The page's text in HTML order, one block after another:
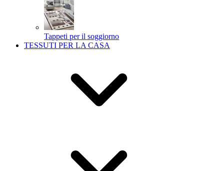
Tappeti per il soggiorno
TESSUTI PER LA CASA